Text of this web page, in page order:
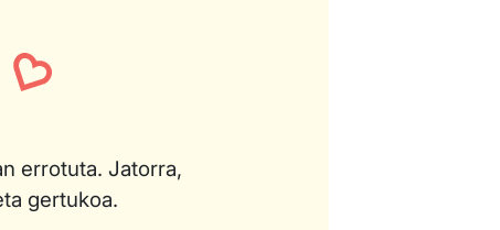
errotuta. Jatorra,
gertukoa.